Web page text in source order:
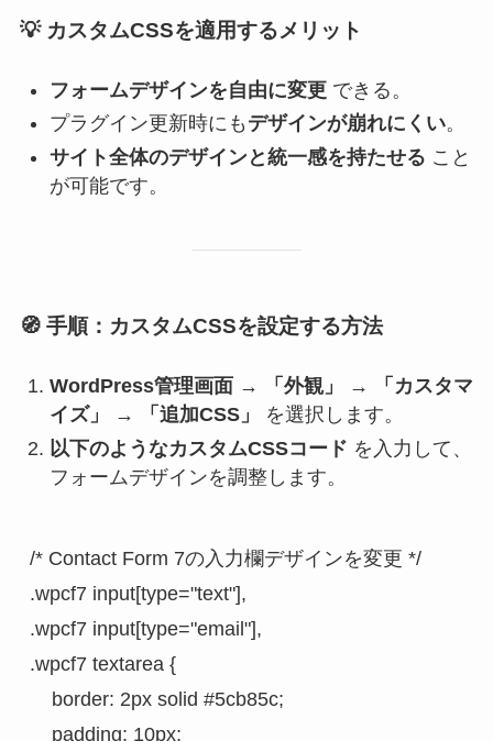
💡 カスタムCSSを適用するメリット
フォームデザインを自由に変更できる。
プラグイン更新時にも デザインが崩れにくい。
サイト全体のデザインと統一感を持たせる こと
が可能です。
🧭 手順：カスタムCSSを設定する方法
WordPress管理画面 →
「外観」 → 「カスタマ
イズ」 → 「追加CSS」
を選択します。
以下のようなカスタムCSSコード を入力して、
フォームデザインを調整します。
/* Contact Form 7の入力欄デザインを変更 */
.wpcf7 input[type="text"],
.wpcf7 input[type="email"],
.wpcf7 textarea {
    border: 2px solid #5cb85c;
    padding: 10px;